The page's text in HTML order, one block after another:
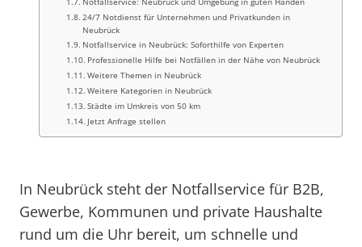
24/7 Notdienst für Unternehmen und Privatkunden in
Neubrück
Notfallservice in Neubrück: Soforthilfe von Experten
Professionelle Hilfe bei Notfällen in der Nähe von Neubrück
Weitere Themen in Neubrück
Weitere Kategorien in Neubrück
Städte im Umkreis von 50 km
Jetzt Anfrage stellen
In Neubrück steht der Notfallservice für B2B,
Gewerbe, Kommunen und private Haushalte
rund um die Uhr bereit, um schnelle und